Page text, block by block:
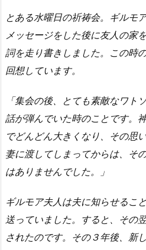
とある水曜日の祈祷会。ギルモ
メッセージをした後に友人の家
詞を走り書きしました。この時
回想しています。
「集会の後、とても素敵なワト
話が弾んでいた時のことです。
でどんどん大きくなり、その思
妻に渡してしまってからは、そ
はありませんでした。」
ギルモア夫人は夫に知らせるこ
送っていました。すると、その
されたのです。その３年後、新